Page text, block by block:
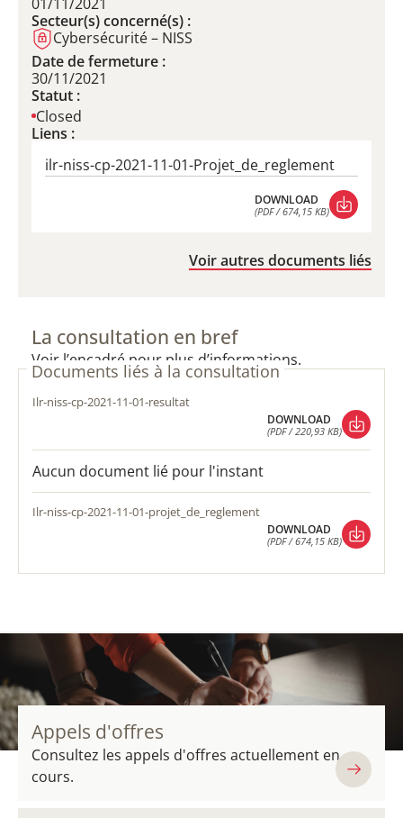
Secteur(s) concerné(s) :
Cybersécurité – NISS
Date de fermeture :
30/11/2021
Statut :
Closed
Liens :
ilr-niss-cp-2021-11-01-Projet_de_reglement
DOWNLOAD
(PDF / 674,15 KB)
Voir autres documents liés
La consultation en bref
Voir l’encadré pour plus d’informations.
Documents liés à la consultation
ilr-niss-cp-2021-11-01-resultat
DOWNLOAD
(PDF / 220,93 KB)
DOWNLOAD
Aucun document lié pour l'instant
ilr-niss-cp-2021-11-01-projet_de_reglement
DOWNLOAD
(PDF / 674,15 KB)
Appels d'offres
Consultez les appels d'offres actuellement en
cours.